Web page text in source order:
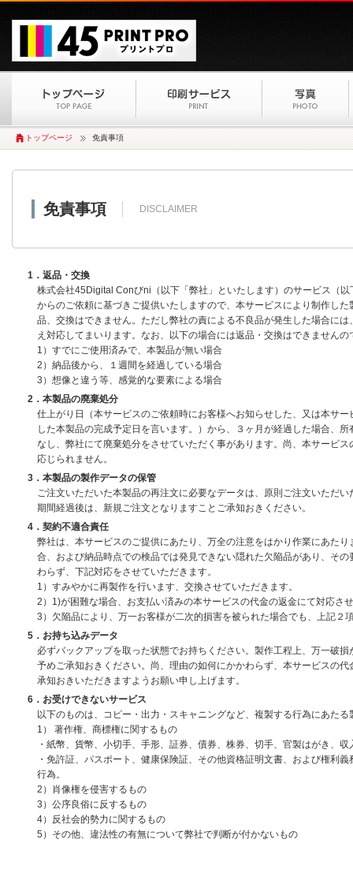
トップページ 免責事項
免責事項 DISCLAIMER
1．返品・交換
株式会社45Digital Conびni（以下「弊社」といたします）のサービス（
からのご依頼に基づきご提供いたしますので、本サービスにより制作し
品、交換はできません。ただし弊社の責による不良品が発生した場合に
え対応してまいります。なお、以下の場合には返品・交換はできません
1）すでにご使用済みで、本製品が無い場合
2）納品後から、１週間を経過している場合
3）想像と違う等、感覚的な要素による場合
2．本製品の廃棄処分
仕上がり日（本サービスのご依頼時にお客様へお知らせした、又は本サ
した本製品の完成予定日を言います。）から、３ヶ月が経過した場合、
なし、弊社にて廃棄処分をさせていただく事があります。尚、本サービ
応じられません。
3．本製品の製作データの保管
ご注文いただいた本製品の再注文に必要なデータは、原則ご注文いただ
期間経過後は、新規ご注文となりますことご承知おきください。
4．契約不適合責任
弊社は、本サービスのご提供にあたり、万全の注意をはかり作業にあた
合、および納品時点での検品では発見できない隠れた欠陥品があり、そ
わらず、下記対応をさせていただきます。
1）すみやかに再製作を行います、交換させていただきます。
2）1)が困難な場合、お支払い済みの本サービスの代金の返金にて対応さ
3）欠陥品により、万一お客様が二次的損害を被られた場合でも、上記２
5．お持ち込みデータ
必ずバックアップを取った状態でお持ちください。製作工程上、万一破
予めご承知おきください。尚、理由の如何にかかわらず、本サービスの
承知おきいただきますようお願い申し上げます。
6．お受けできないサービス
以下のものは、コピー・出力・スキャニングなど、複製する行為にあた
1） 著作権、商標権に関するもの
・紙幣、貨幣、小切手、手形、証券、債券、株券、切手、官製はがき、
・免許証、パスポート、健康保険証、その他資格証明文書、および権利
行為。
2）肖像権を侵害するもの
3）公序良俗に反するもの
4）反社会的勢力に関するもの
5）その他、違法性の有無について弊社で判断が付かないもの